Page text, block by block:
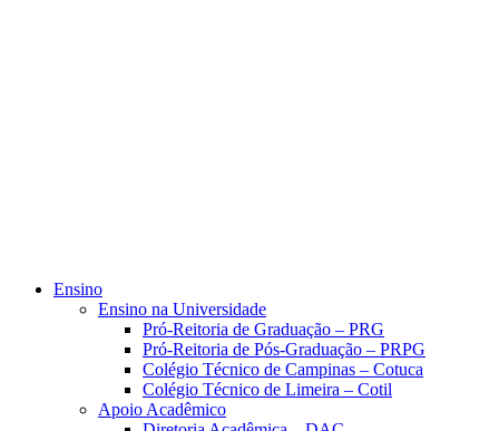
Ensino
Ensino na Universidade
Pró-Reitoria de Graduação – PRG
Pró-Reitoria de Pós-Graduação – PRPG
Colégio Técnico de Campinas – Cotuca
Colégio Técnico de Limeira – Cotil
Apoio Acadêmico